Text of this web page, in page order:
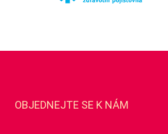
OBJEDNEJTE SE K NÁM